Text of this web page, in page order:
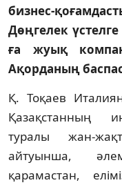
бизнес-
Дөңгелек
ға жуық
Ақорданың
Қ. Тоқаев
Қазақстанның
туралы жан-
айтуынша,
қарамастан,